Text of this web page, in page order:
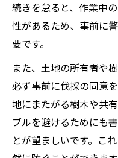
続きを怠ると、作業中
性があるため、事前に
要です。
また、土地の所有者や
必ず事前に伐採の同意
地にまたがる樹木や共
ブルを避けるためにも
とが望ましいです。こ